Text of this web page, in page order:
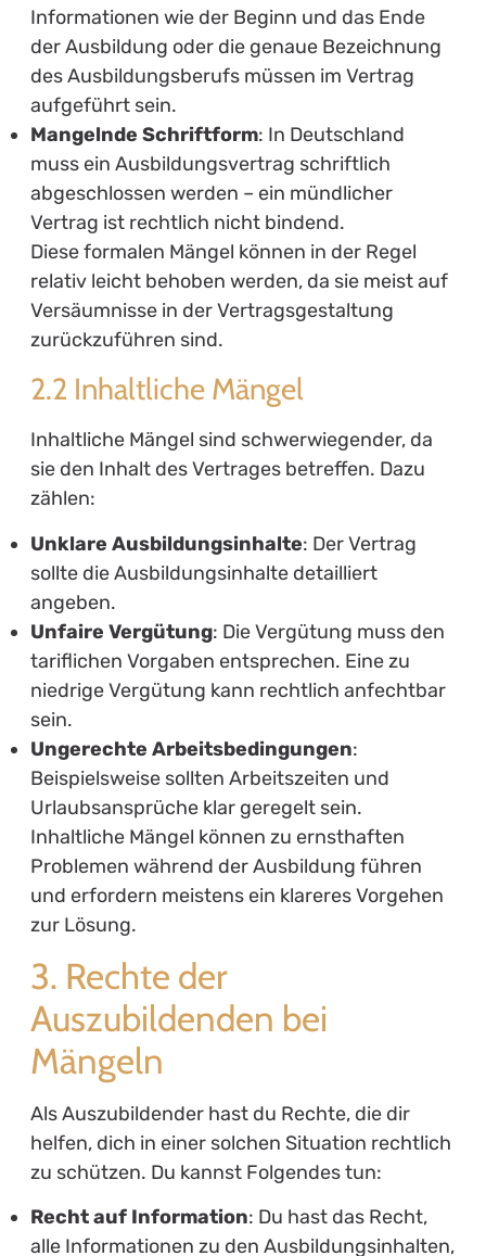
Informationen wie der Beginn und das Ende
der Ausbildung oder die genaue Bezeichnung
des Ausbildungsberufs müssen im Vertrag
aufgeführt sein.
Mangelnde Schriftform: In Deutschland
muss ein Ausbildungsvertrag schriftlich
abgeschlossen werden – ein mündlicher
Vertrag ist rechtlich nicht bindend.
Diese formalen Mängel können in der Regel
relativ leicht behoben werden, da sie meist auf
Versäumnisse in der Vertragsgestaltung
zurückzuführen sind.
2.2 Inhaltliche Mängel
Inhaltliche Mängel sind schwerwiegender, da
sie den Inhalt des Vertrages betreffen. Dazu
zählen:
Unklare Ausbildungsinhalte: Der Vertrag
sollte die Ausbildungsinhalte detailliert
angeben.
Unfaire Vergütung: Die Vergütung muss den
tariflichen Vorgaben entsprechen. Eine zu
niedrige Vergütung kann rechtlich anfechtbar
sein.
Ungerechte Arbeitsbedingungen:
Beispielsweise sollten Arbeitszeiten und
Urlaubsansprüche klar geregelt sein.
Inhaltliche Mängel können zu ernsthaften
Problemen während der Ausbildung führen
und erfordern meistens ein klareres Vorgehen
zur Lösung.
3. Rechte der
Auszubildenden bei
Mängeln
Als Auszubildender hast du Rechte, die dir
helfen, dich in einer solchen Situation rechtlich
zu schützen. Du kannst Folgendes tun:
Recht auf Information: Du hast das Recht,
alle Informationen zu den Ausbildungsinhalten,